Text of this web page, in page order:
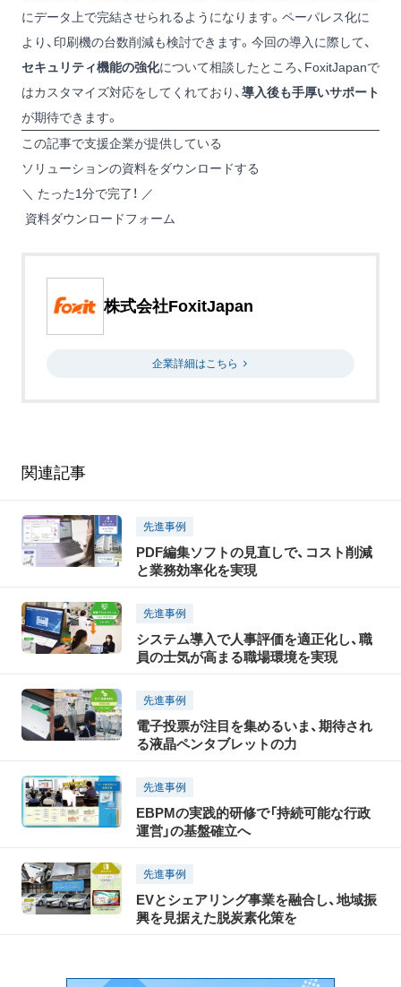
にデータ上で完結させられるようになります。ペーパレス化に
より、印刷機の台数削減も検討できます。今回の導入に際して、
セキュリティ機能の強化について相談したところ、FoxitJapanで
はカスタマイズ対応をしてくれており、 導入後も手厚いサポート
が期待できます。
この記事で支援企業が提供している
ソリューションの資料をダウンロードする
＼ たった1分で完了！ ／
資料ダウンロードフォーム
株式会社FoxitJapan
企業詳細はこちら
関連記事
先進事例
PDF編集ソフトの見直しで、コスト削減
と業務効率化を実現
先進事例
システム導入で人事評価を適正化し、職
員の士気が高まる職場環境を実現
先進事例
電子投票が注目を集めるいま、期待され
る液晶ペンタブレットの力
先進事例
EBPMの実践的研修で「持続可能な行政
運営」の基盤確立へ
先進事例
EVとシェアリング事業を融合し、地域振
興を見据えた脱炭素化策を